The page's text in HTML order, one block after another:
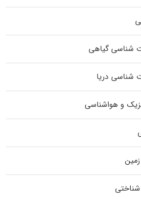
شناسی گیاهی
شناسی دریا
و هواشناسی
شناختی